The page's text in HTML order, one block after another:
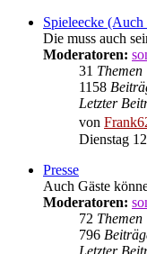
Spieleecke (Auch
Die muss auch
Moderatoren:
31 Themen
1158
Letzter
von
Dienstag
Presse
Auch Gäste
Moderatoren:
72 Themen
796
Letzter